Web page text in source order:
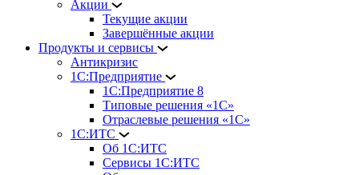
Акции
Текущие акции
Завершённые акции
Продукты и сервисы
Антикризис
1С:Предприятие
1С:Предприятие 8
Типовые решения «1С»
Отраслевые решения «1С»
1С:ИТС
Об 1С:ИТС
Сервисы 1С:ИТС